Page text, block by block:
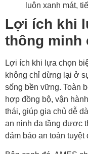
luôn xanh mát,
Lợi ích khi
thông minh
Lợi ích khi lựa chọn
không chỉ dừng lại ở
sống bền vững. Toàn
hợp đồng bộ, vận
thái, giúp gia chủ dễ
an ninh đa tầng được
đảm bảo an toàn tuyệt